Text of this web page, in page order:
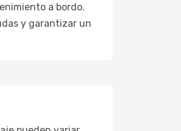
a bordo.
y garantizar un